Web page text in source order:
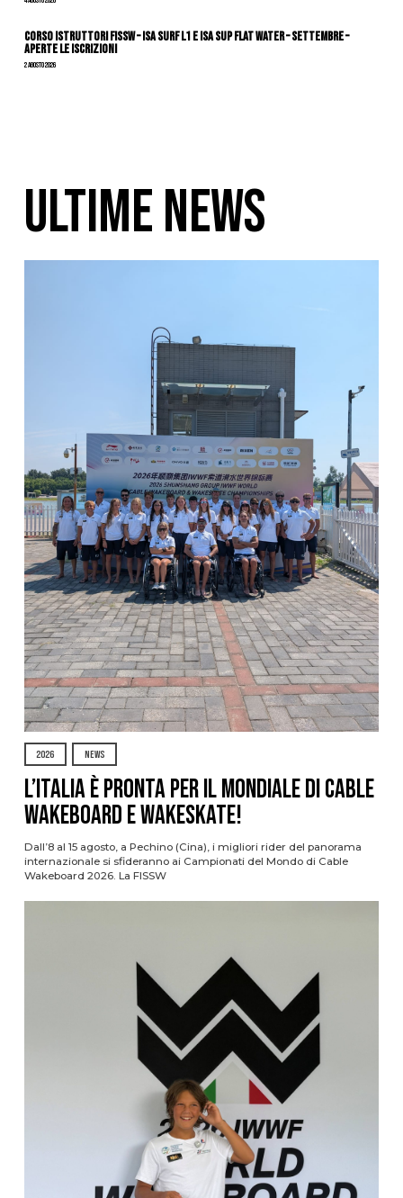
CORSO ISTRUTTORI FISSW – ISA SURF L1 e ISA SUP Flat Water – SETTEMBRE –
APERTE LE ISCRIZIONI
2 Agosto 2026
ULTIME NEWS
2026 NEWS
L’Italia è pronta per il Mondiale di Cable
Wakeboard e Wakeskate!
Dall’8 al 15 agosto, a Pechino (Cina), i migliori rider del panorama
internazionale si sfideranno ai Campionati del Mondo di Cable
Wakeboard 2026. La FISSW